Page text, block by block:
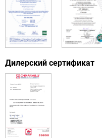
Дилерский сертификат